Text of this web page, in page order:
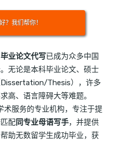
？我们帮你！
毕业论文代写已成为众多中国
无论是本科毕业论文、硕士
Thesis），许多
高、语言障碍大等难题。
服务的专业机构，专注于提
配同专业母语写手，并提供
助无数留学生成功毕业，获